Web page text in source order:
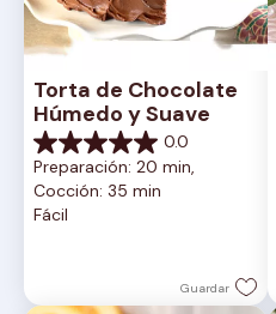
Torta de Chocolate
Húmedo y Suave
0.0
0.0
de
5
estrellas.
Preparación: 20 min,
Cocción: 35 min
Fácil
Guardar